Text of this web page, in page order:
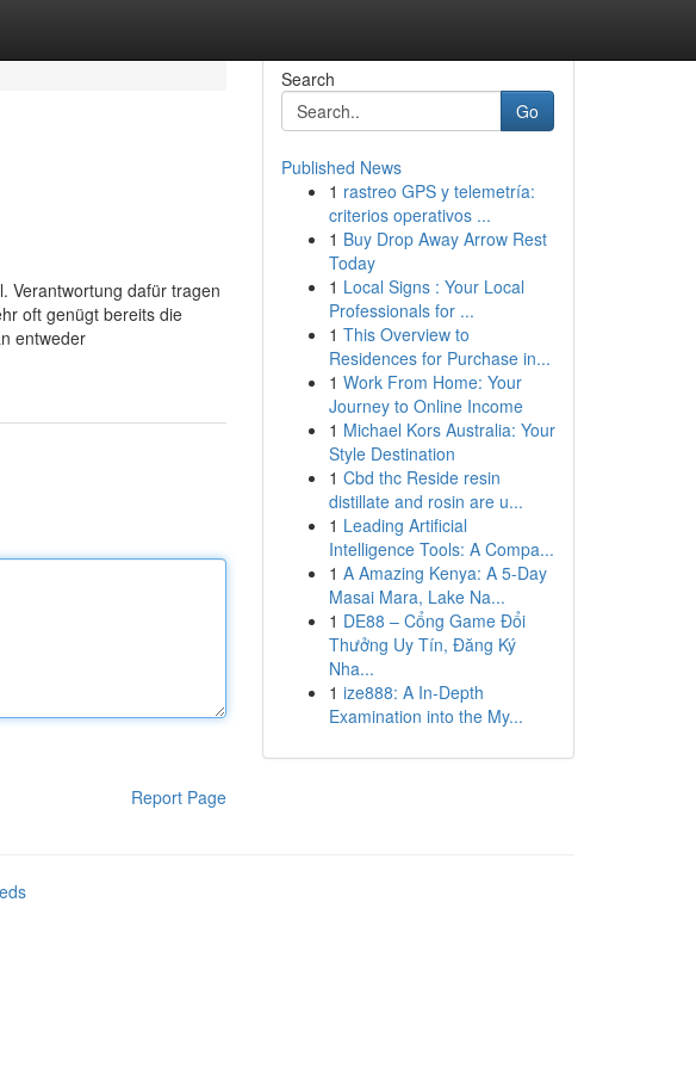
Verantwortung dafür tragen
oft genügt bereits die
entweder
Report Page
Search
Go
Published News
1 rastreo GPS y telemetría:
criterios operativos ...
1 Buy Drop Away Arrow Rest
Today
1 Local Signs : Your Local
Professionals for ...
1 This Overview to
Residences for Purchase in...
1 Work From Home: Your
Journey to Online Income
1 Michael Kors Australia: Your
Style Destination
1 Cbd thc Reside resin
distillate and rosin are u...
1 Leading Artificial
Intelligence Tools: A Compa...
1 A Amazing Kenya: A 5-Day
Masai Mara, Lake Na...
1 DE88 – Cổng Game Đổi
Thưởng Uy Tín, Đăng Ký
Nha...
1 ize888: A In-Depth
Examination into the My...